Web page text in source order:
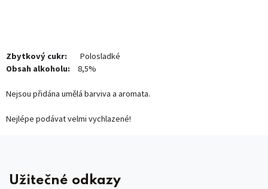
Zbytkový cukr:
Polosladké
Obsah alkoholu:
8,5%
Nejsou přidána umělá barviva a aromata.
Nejlépe podávat velmi vychlazené!
Užitečné odkazy